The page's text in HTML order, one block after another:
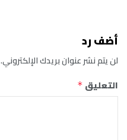
أضف رد
لن يتم نشر عنوان بريدك الإلكتروني.
التعليق *